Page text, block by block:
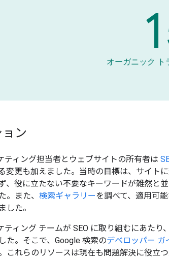
オーガニック ト
ン
ティング担当者とウェブサイトの所有者は
変更も加えました。当時の目標は、サイト
、役に立たない不要なキーワードが雑然と
。また、 検索ギャラリーを調べて、適用可
した。
ティング チームが SEO に取り組むにあた
た。そこで、Google 検索のデベロッパー ガ
これらのリソースは現在も問題解決に役立つ